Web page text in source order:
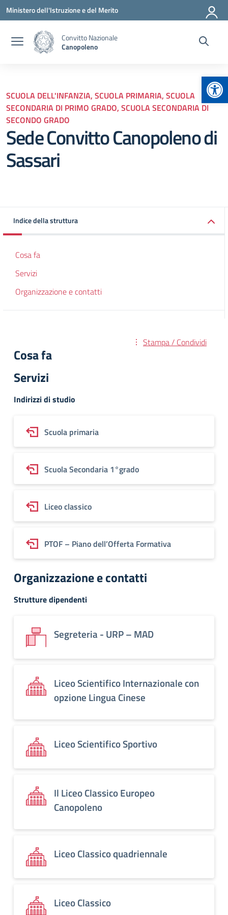
Vai ai contenuti
Vai al menu di navigazione
Vai al footer
Ministero dell'Istruzione e del Merito
Convitto Nazionale
Canopoleno
SCUOLA DELL'INFANZIA, SCUOLA PRIMARIA, SCUOLA
SECONDARIA DI PRIMO GRADO, SCUOLA SECONDARIA DI
SECONDO GRADO
Sede Convitto Canopoleno di
Sassari
Indice della struttura
Cosa fa
Servizi
Organizzazione e contatti
Stampa / Condividi
Cosa fa
Servizi
Indirizzi di studio
Scuola primaria
Scuola Secondaria 1°grado
Liceo classico
PTOF – Piano dell’Offerta Formativa
Organizzazione e contatti
Strutture dipendenti
Segreteria - URP – MAD
Liceo Scientifico Internazionale con
opzione Lingua Cinese
Liceo Scientifico Sportivo
Il Liceo Classico Europeo
Canopoleno
Liceo Classico quadriennale
Liceo Classico